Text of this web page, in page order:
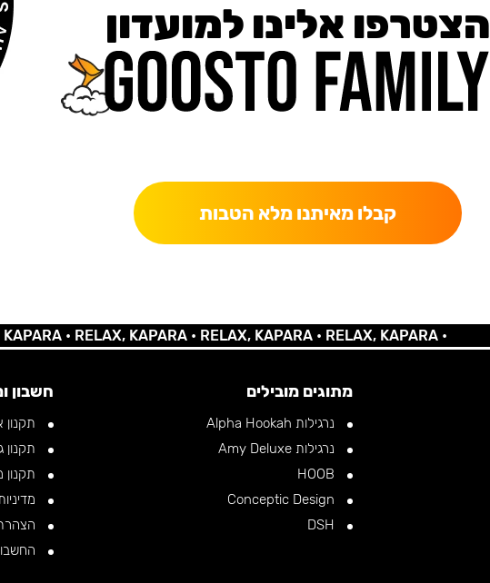
הצטרפו אלינו למועדון
קבלו מאיתנו מלא הטבות
•RELAX, KAPARA •RELAX, KAPARA •RELAX, KAPARA •
מתוגים מובילים
נרגילות Alpha Hookah
נרגילות Amy Deluxe
חשבון
תקנון